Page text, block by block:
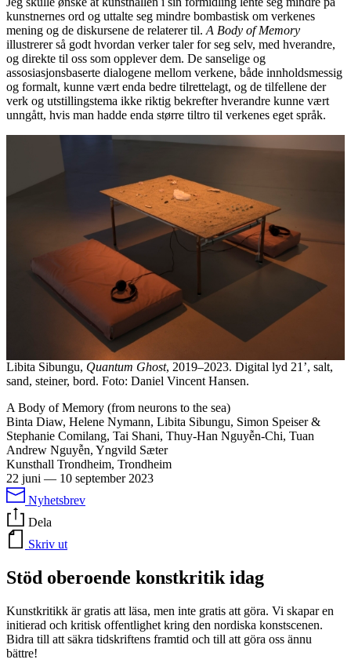
kunstnernes ord og uttalte seg mindre bombastisk om verkenes
mening og de diskursene de relaterer til. A Body of Memory
illustrerer så godt hvordan verker taler for seg selv, med hverandre,
og direkte til oss som opplever dem. De sanselige og
assosiasjonsbaserte dialogene mellom verkene, både innholdsmessig
og formalt, kunne vært enda bedre tilrettelagt, og de tilfellene der
verk og utstillingstema ikke riktig bekrefter hverandre kunne vært
unngått, hvis man hadde enda større tiltro til verkenes eget språk.
Libita Sibungu, Quantum Ghost, 2019–2023. Digital lyd 21’, salt,
sand, steiner, bord. Foto: Daniel Vincent Hansen.
A Body of Memory (from neurons to the sea)
Binta Diaw, Helene Nymann, Libita Sibungu, Simon Speiser &
Stephanie Comilang, Tai Shani, Thuy-Han Nguyễn-Chi, Tuan
Andrew Nguyễn, Yngvild Sæter
Kunsthall Trondheim, Trondheim
22 juni — 10 september 2023
Nyhetsbrev
Dela
Skriv ut
Stöd oberoende konstkritik idag
Kunstkritikk är gratis att läsa, men inte gratis att göra. Vi skapar en
initierad och kritisk offentlighet kring den nordiska konstscenen.
Bidra till att säkra tidskriftens framtid och till att göra oss ännu
bättre!